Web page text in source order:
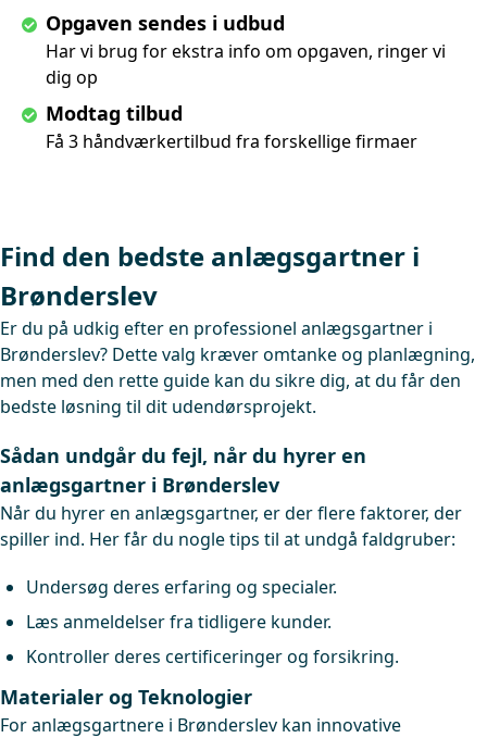
Opgaven sendes i udbud
Har vi brug for ekstra info om opgaven, ringer vi
dig op
Modtag tilbud
Få 3 håndværkertilbud fra forskellige firmaer
Find den bedste anlægsgartner i
Brønderslev
Er du på udkig efter en professionel anlægsgartner i
Brønderslev? Dette valg kræver omtanke og planlægning,
men med den rette guide kan du sikre dig, at du får den
bedste løsning til dit udendørsprojekt.
Sådan undgår du fejl, når du hyrer en
anlægsgartner i Brønderslev
Når du hyrer en anlægsgartner, er der flere faktorer, der
spiller ind. Her får du nogle tips til at undgå faldgruber:
Undersøg deres erfaring og specialer.
Læs anmeldelser fra tidligere kunder.
Kontroller deres certificeringer og forsikring.
Materialer og Teknologier
For anlægsgartnere i Brønderslev kan innovative